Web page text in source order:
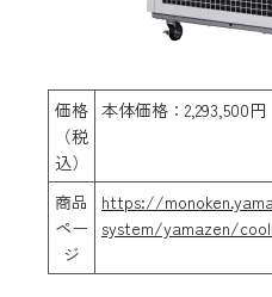
価格
（税
込）
本体価格：2,293,500円
商品
ペー
ジ
https://
system/yamazen/